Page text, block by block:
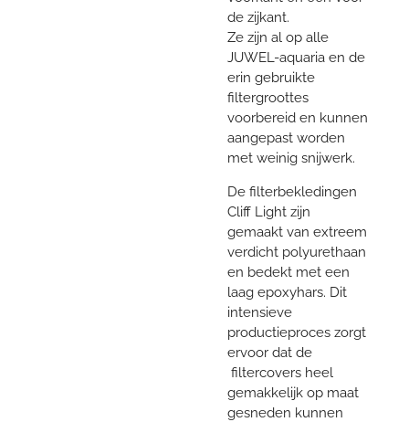
de zijkant.
Ze zijn al op alle
JUWEL-aquaria en de
erin gebruikte
filtergroottes
voorbereid en kunnen
aangepast worden
met weinig snijwerk.
De filterbekledingen
Cliff Light zijn
gemaakt van extreem
verdicht polyurethaan
en bedekt met een
laag epoxyhars. Dit
intensieve
productieproces zorgt
ervoor dat de
filtercovers heel
gemakkelijk op maat
gesneden kunnen